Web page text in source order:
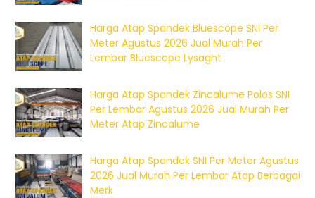
Harga Atap Spandek Bluescope SNI Per
Meter Agustus 2026 Jual Murah Per
Lembar Bluescope Lysaght
Harga Atap Spandek Zincalume Polos SNI
Per Lembar Agustus 2026 Jual Murah Per
Meter Atap Zincalume
Harga Atap Spandek SNI Per Meter Agustus
2026 Jual Murah Per Lembar Atap Berbagai
Merk